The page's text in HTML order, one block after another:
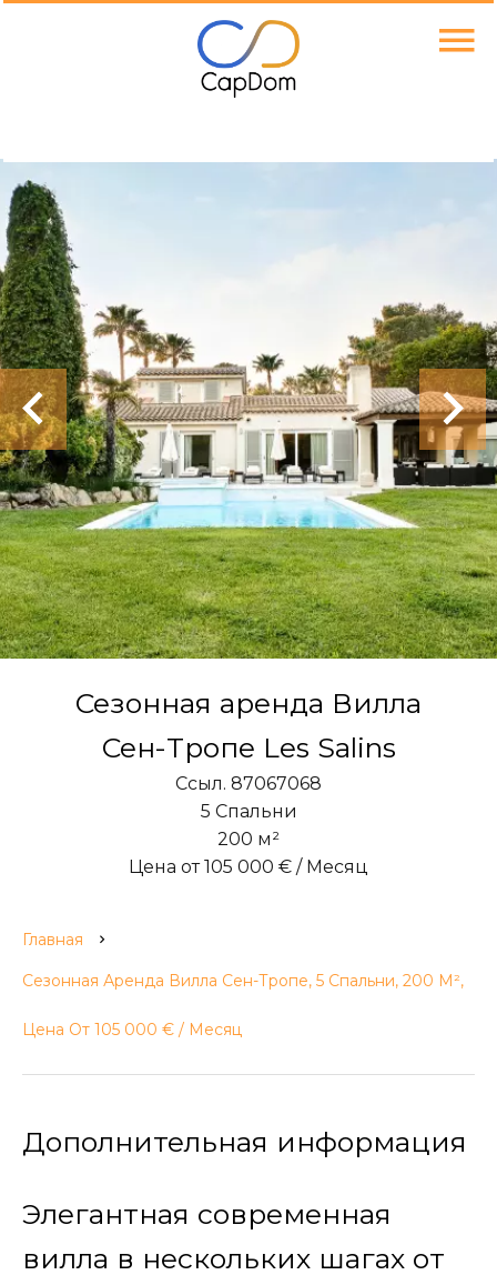
Сезонная аренда Вилла
Сен-Тропе Les Salins
Ссыл. 87067068
5 Спальни
200 м²
Цена от 105 000 € / Месяц
Главная
Сезонная Аренда Вилла Сен-Тропе, 5 Спальни, 200 М²,
Цена От 105 000 € / Месяц
Дополнительная информация
Элегантная современная
вилла в нескольких шагах от